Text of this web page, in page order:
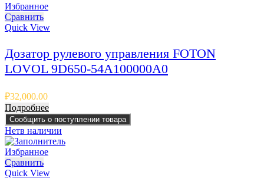
Избранное
Сравнить
Quick View
Дозатор рулевого управления FOTON
LOVOL 9D650-54A100000A0
₽32,000.00
Подробнее
Сообщить о поступлении товара
Нетв наличии
Избранное
Сравнить
Quick View